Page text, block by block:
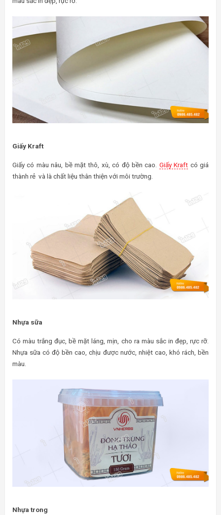
Giấy Kraft
Giấy có màu nâu, bề mặt thô, xù, có độ bền cao. Giấy Kraft có giá
thành rẻ và là chất liệu thân thiện với môi trường.
Nhựa sữa
Có màu trắng đục, bề mặt láng, mịn, cho ra màu sắc in đẹp, rực rỡ.
Nhựa sữa có độ bền cao, chịu được nước, nhiệt cao, khó rách, bền
màu.
Nhựa trong